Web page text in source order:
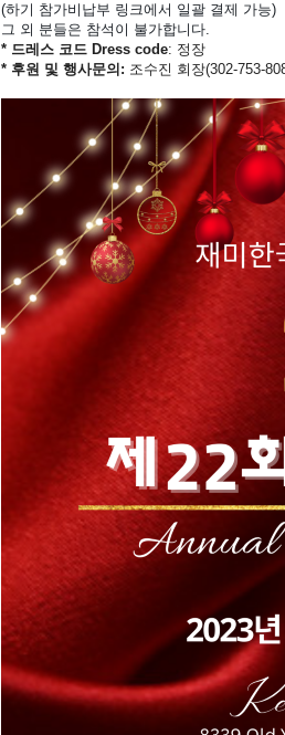
(하기 참가비납부 링크에서 일괄 결제 가능
그 외 분들은 참석이 불가합니다.
* 드레스 코드 Dress code: 정장
* 후원 및 행사문의: 조수진 회장(302-753-